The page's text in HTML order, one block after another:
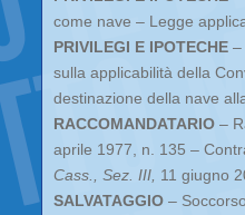
come nave – Legge
PRIVILEGI E IPOTECHE –
sulla applicabilità della
destinazione della nave
RACCOMANDATARIO –
aprile 1977, n. 135 –
Cass., Sez. III, 11 giugno
SALVATAGGIO –